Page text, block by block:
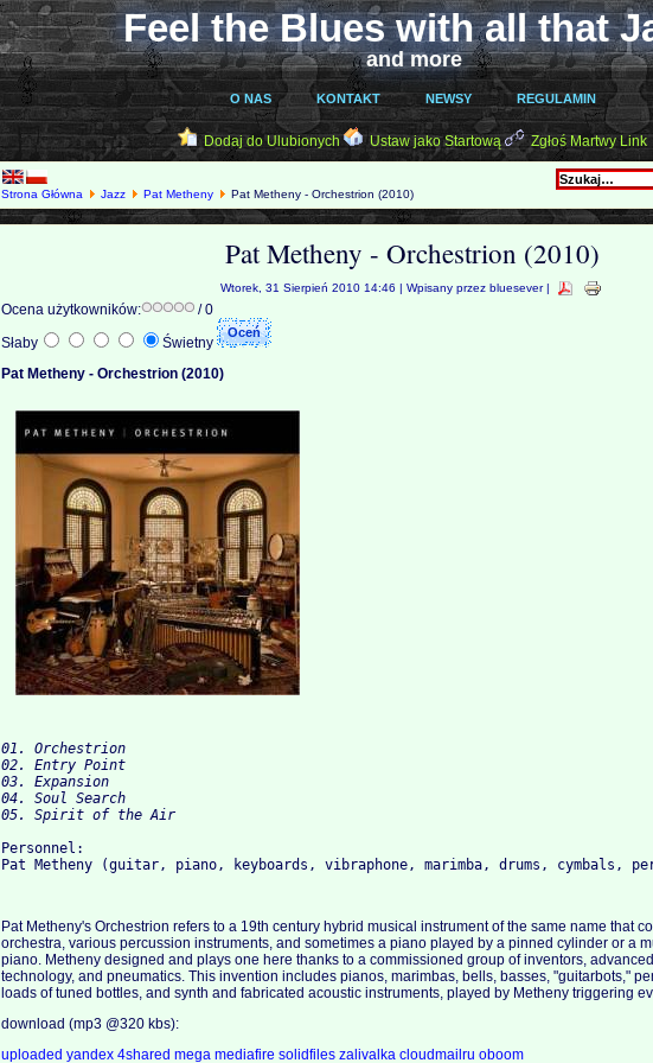
Feel the Blues with all that
and more
O NAS KONTAKT NEWSY REGULAMIN
Dodaj do Ulubionych Ustaw jako Startową Zgłoś Martwy Link
Strona Główna Jazz Pat Metheny Pat Metheny - Orchestrion (2010)
Pat Metheny - Orchestrion (2010)
Wtorek, 31 Sierpień 2010 14:46 | Wpisany przez bluesever |
Ocena użytkowników:
/ 0
Słaby
Świetny
Pat Metheny - Orchestrion (2010)
01. Orchestrion
02. Entry Point
03. Expansion
04. Soul Search
05. Spirit of the Air
Personnel:
Pat Metheny (guitar, piano, keyboards, vibraphone, marimba, drums, cymbals,
Pat Metheny's Orchestrion refers to a 19th century hybrid musical instrument of the same name that
orchestra, various percussion instruments, and sometimes a piano played by a pinned cylinder or a
piano. Metheny designed and plays one here thanks to a commissioned group of inventors,
technology, and pneumatics. This invention includes pianos, marimbas, bells, basses, "guitarbots,"
loads of tuned bottles, and synth and fabricated acoustic instruments, played by Metheny triggering
download (mp3 @320 kbs):
uploadedyandex4sharedmegamediafire solidfiles zalivalkacloudmailruoboom